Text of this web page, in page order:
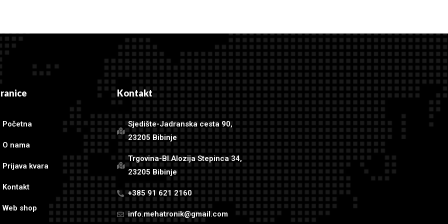
Početna
O nama
Prijava kvara
Kontakt
Web shop
Kontakt
Sjedište-Jadranska cesta 90,
23205 Bibinje
Trgovina-Bl.Alozija Stepinca 34,
23205 Bibinje
+385 91 621 2160
info.mehatronik@gmail.com